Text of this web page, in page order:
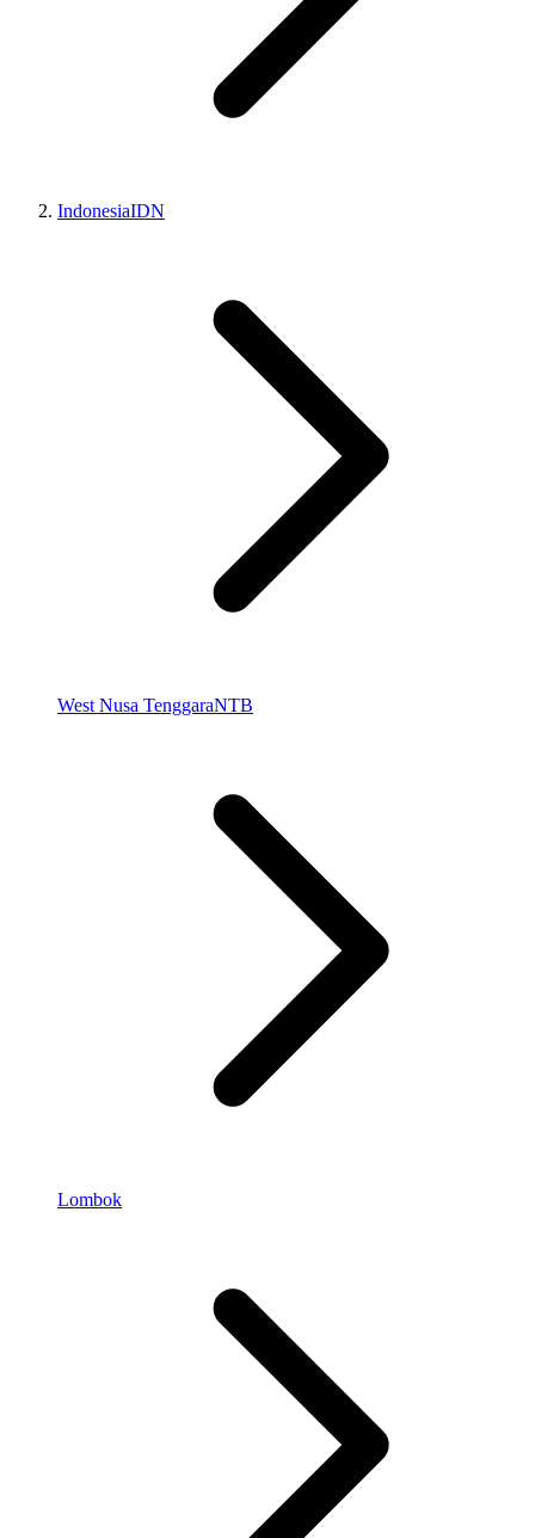
IndonesiaIDN
West Nusa TenggaraNTB
Lombok